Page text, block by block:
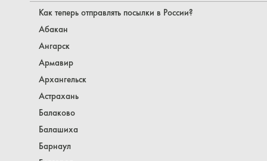
Как теперь отправлять посылки в России?
Абакан
Ангарск
Армавир
Архангельск
Астрахань
Балаково
Балашиха
Барнаул